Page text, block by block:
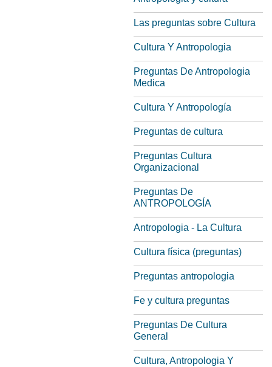
Las preguntas sobre Cultura
Cultura Y Antropologia
Preguntas De Antropologia
Medica
Cultura Y Antropología
Preguntas de cultura
Preguntas Cultura
Organizacional
Preguntas De
ANTROPOLOGÍA
Antropologia - La Cultura
Cultura física (preguntas)
Preguntas antropologia
Fe y cultura preguntas
Preguntas De Cultura
General
Cultura, Antropologia Y